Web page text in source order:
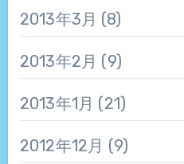
2013年3月 (8)
2013年2月 (9)
2013年1月 (21)
2012年12月 (9)